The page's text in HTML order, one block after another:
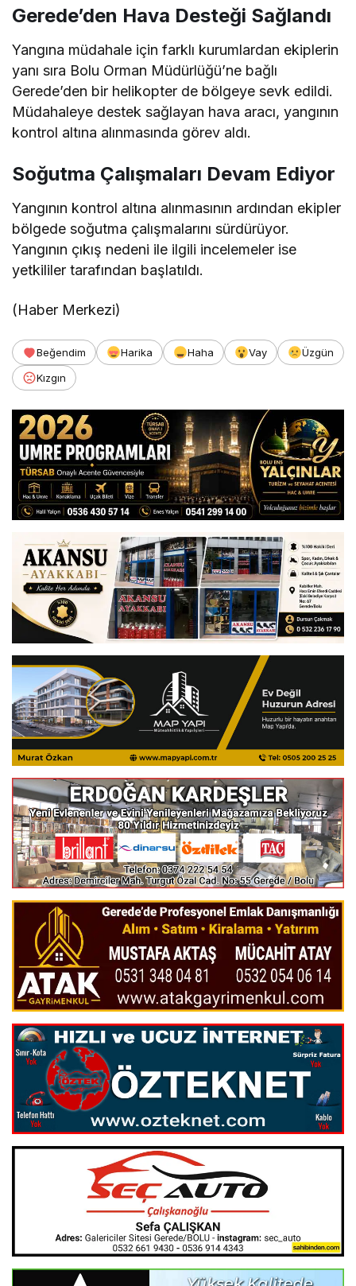
Gerede’den Hava Desteği Sağlandı
Yangına müdahale için farklı kurumlardan ekiplerin
yanı sıra Bolu Orman Müdürlüğü’ne bağlı
Gerede’den bir helikopter de bölgeye sevk edildi.
Müdahaleye destek sağlayan hava aracı, yangının
kontrol altına alınmasında görev aldı.
Soğutma Çalışmaları Devam Ediyor
Yangının kontrol altına alınmasının ardından ekipler
bölgede soğutma çalışmalarını sürdürüyor.
Yangının çıkış nedeni ile ilgili incelemeler ise
yetkililer tarafından başlatıldı.
(Haber Merkezi)
Beğendim Harika Haha Vay
Üzgün
Kızgın